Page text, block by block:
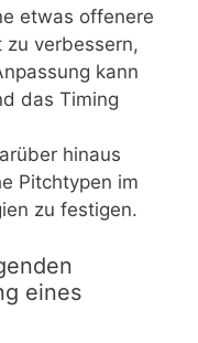
etwas offenere
zu verbessern,
kann
das Timing
hinaus
Pitchtypen im
zu festigen.
eines